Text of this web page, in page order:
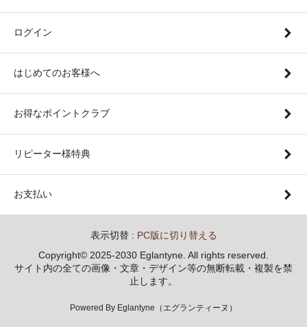
ログイン
はじめてのお客様へ
お得なポイントクラブ
リピーター様特典
お支払い
表示切替 : PC版に切り替える
Copyright© 2025-2030 Eglantyne. All rights reserved.
サイト内の全ての画像・文章・デザイン等の無断転載・複製を禁
止します。
Powered By Eglantyne（エグランティーヌ）